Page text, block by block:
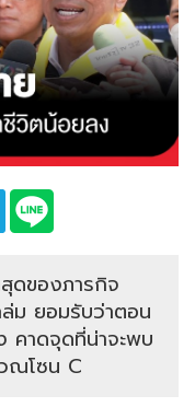
ดของภารกิจ
ม ยอมรับว่าตอน
คาดจุดที่น่าจะพบ
ณโซน C